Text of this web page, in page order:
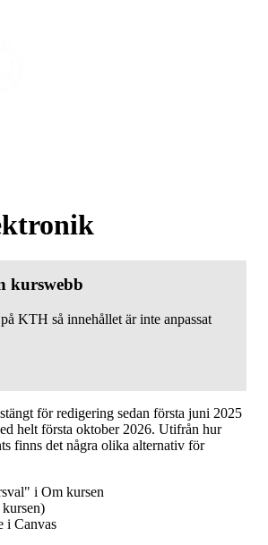
kurswebb
KTH så innehållet är inte anpassat
för redigering sedan första juni 2025
helt första oktober 2026. Utifrån hur
finns det några olika alternativ för
i Om kursen
i Canvas